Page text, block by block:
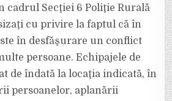
ARMĂ
TRASE
DE
POLIȚIȘTI.
UN
BĂRBAT
46
ANI
A
cadrul Secţiei 6 Poliţie Rurală
cu privire la faptul că în
în desfăşurare un conflict
persoane. Echipajele de
de îndată la locaţia indicată, în
persoanelor, aplanării